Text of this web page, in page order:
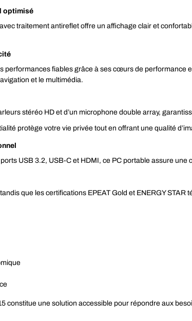
optimisé
traitement antireflet offre un affichage clair et
performances fiables grâce à ses cœurs de performance
et le multimédia.
stéréo HD et d’un microphone double array,
protège votre vie privée tout en offrant une qualité
USB 3.2, USB-C et HDMI, ce PC portable assure
que les certifications EPEAT Gold et ENERGY
constitue une solution accessible pour répondre aux